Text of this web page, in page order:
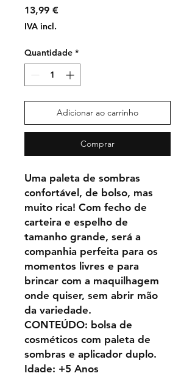
13,99 €Preço
IVA incl.
Quantidade *
Adicionar ao carrinho
Comprar
Uma paleta de sombras
confortável, de bolso, mas
muito rica! Com fecho de
carteira e espelho de
tamanho grande, será a
companhia perfeita para os
momentos livres e para
brincar com a maquilhagem
onde quiser, sem abrir mão
da variedade.
CONTEÚDO: bolsa de
cosméticos com paleta de
sombras e aplicador duplo.
Idade: +5 Anos